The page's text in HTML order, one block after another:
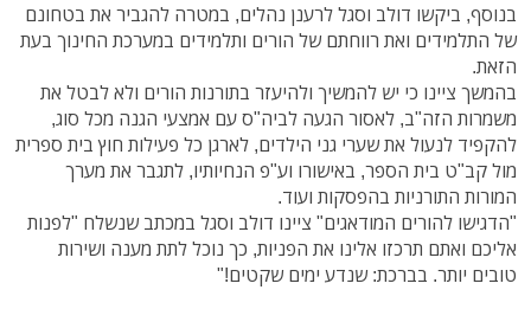
בנוסף, ביקשו דולב וסגל לרענן נהלים, במטרה להגביר את בטחונם
של התלמידים ואת רווחתם של הורים ותלמידים במערכת החינוך בעת
הזאת.
בהמשך ציינו כי יש להמשיך ולהיעזר בתורנות הורים ולא לבטל את
משמרות הזה"ב, לאסור הגעה לביה"ס עם אמצעי הגנה מכל סוג,
להקפיד לנעול את שערי גני הילדים, לארגן כל פעילות חוץ בית ספרית
מול קב"ט בית הספר, באישורו וע"פ הנחיותיו, לתגבר את מערך
המורות התורניות בהפסקות ועוד.
"הדגישו להורים המודאגים" ציינו דולב וסגל במכתב שנשלח "לפנות
אליכם ואתם תרכזו אלינו את הפניות, כך נוכל לתת מענה ושירות
טובים יותר. בברכת: שנדע ימים שקטים!"